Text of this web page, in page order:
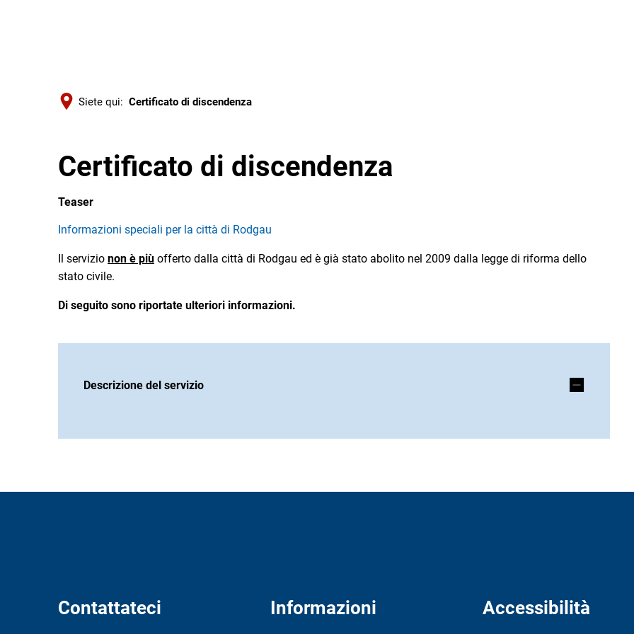
Siete qui: Certificato di discendenza
Certificato di discendenza
Teaser
Informazioni speciali per la città di Rodgau
Il servizio non è più offerto dalla città di Rodgau ed è già stato abolito nel 2009 dalla legge di riforma dello
stato civile.
Di seguito sono riportate ulteriori informazioni.
Descrizione del servizio
Contattateci Informazioni Accessibilità